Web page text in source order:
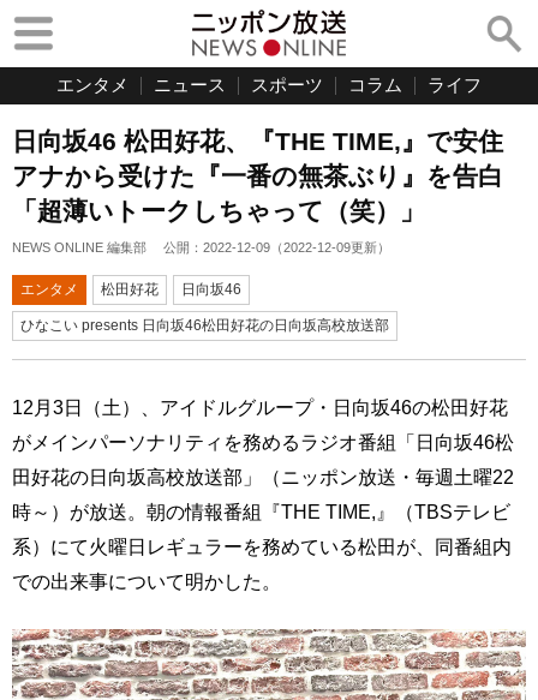
エンタメ ニュース スポーツ コラム ライフ
日向坂46 松田好花、『THE TIME,』で安住
アナから受けた『一番の無茶ぶり』を告白
「超薄いトークしちゃって（笑）」
NEWS ONLINE 編集部 公開： 2022-12-09 （2022-12-09更新）
エンタメ 松田好花 日向坂46
ひなこい presents 日向坂46松田好花の日向坂高校放送部
12月3日（土）、アイドルグループ・日向坂46の松田好花
がメインパーソナリティを務めるラジオ番組「日向坂46松
田好花の日向坂高校放送部」（ニッポン放送・毎週土曜22
時～）が放送。朝の情報番組『THE TIME,』（TBSテレビ
系）にて火曜日レギュラーを務めている松田が、同番組内
での出来事について明かした。